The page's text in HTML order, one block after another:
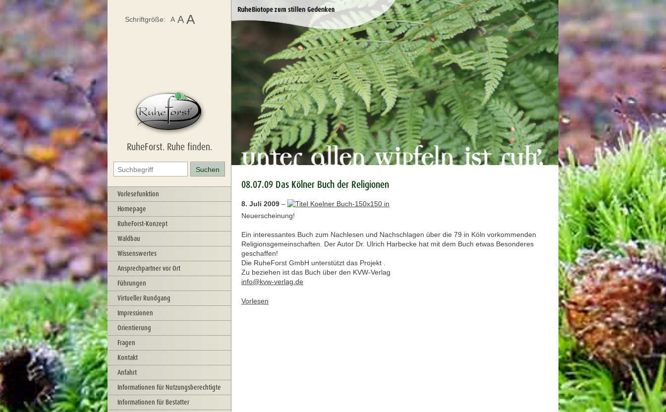
RuheForst. Ruhe finden.
Vorlesefunktion
Homepage
RuheForst-Konzept
Waldbau
Wissenswertes
Ansprechpartner vor Ort
Führungen
Virtueller Rundgang
Impressionen
Orientierung
Fragen
Kontakt
Anfahrt
Informationen für Nutzungsberechtigte
Informationen für Bestatter
Schriftgröße: A A A
08.07.09 Das Kölner Buch der Religionen
8. Juli 2009 –
Neuerscheinung!
Ein interessantes Buch zum Nachlesen und Nachschlagen über die 79 in Köln vorkommenden
Religionsgemeinschaften. Der Autor Dr. Ulrich Harbecke hat mit dem Buch etwas Besonderes
geschaffen!
Die RuheForst GmbH unterstützt das Projekt .
Zu beziehen ist das Buch über den KVW-Verlag
info@kvw-verlag.de
Vorlesen